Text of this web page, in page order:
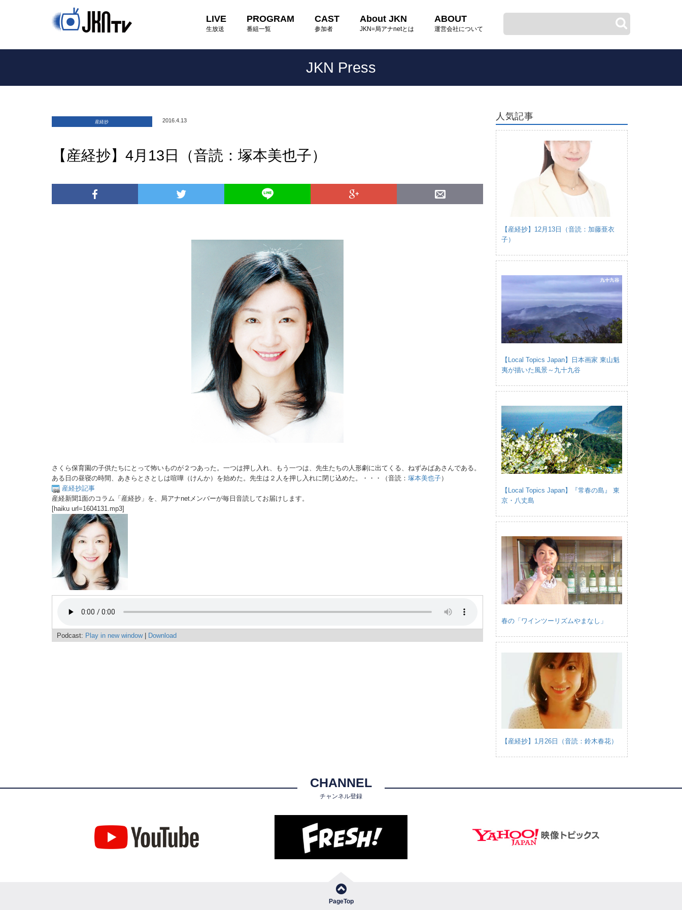
LIVE
生放送
PROGRAM
番組一覧
CAST
参加者
About JKN
JKN=局アナnetとは
ABOUT
運営会社について
JKN Press
産経抄 2016.4.13
【産経抄】4月13日（音読：塚本美也子）
さくら保育園の子供たちにとって怖いものが２つあった。一つは押し入れ、もう一つは、先生たちの人形劇に出てくる、ねずみばあさんである。
ある日の昼寝の時間、あきらとさとしは喧嘩（けんか）を始めた。先生は２人を押し入れに閉じ込めた。・・・（音読： 塚本美也子）
産経抄記事
産経新聞1面のコラム「産経抄」を、局アナnetメンバーが毎日音読してお届けします。
[haiku url=1604131.mp3]
Podcast: Play in new window| Download
人気記事
【産経抄】12月13日（音読：加藤亜衣
子）
【Local Topics Japan】日本画家 東山魁
夷が描いた風景～九十九谷
【Local Topics Japan】『常春の島』 東
京・八丈島
春の「ワインツーリズムやまなし」
【産経抄】1月26日（音読：鈴木春花）
CHANNEL
チャンネル登録
PageTop